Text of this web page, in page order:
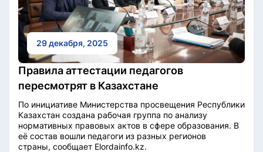
29 декабря, 2025
Правила аттестации педагогов
пересмотрят в Казахстане
По инициативе Министерства просвещения Республики
Казахстан создана рабочая группа по анализу
нормативных правовых актов в сфере образования. В
её состав вошли педагоги из разных регионов
страны, сообщает Elordainfo.kz.